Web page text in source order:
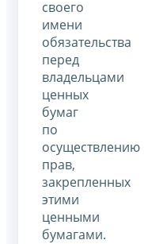
своего
имени
обязательства
перед
владельцами
ценных
бумаг
по
осуществлению
прав,
закрепленных
этими
ценными
бумагами.